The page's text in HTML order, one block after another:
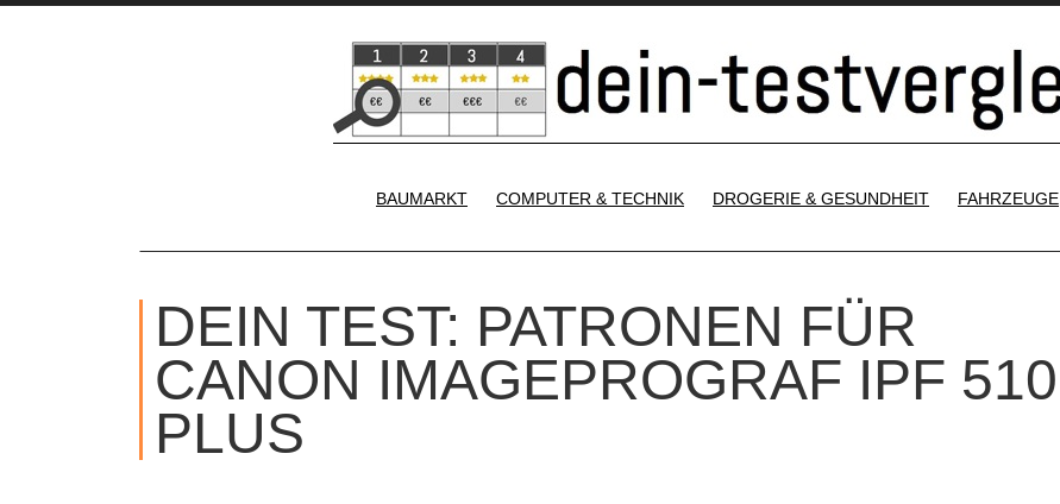
BAUMARKT
COMPUTER & TECHNIK DROGERIE & GESUNDHEIT FAHRZEUGE
DEIN TEST: PATRONEN FÜR
CANON IMAGEPROGRAF IPF 510
PLUS